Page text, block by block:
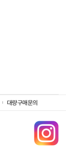
대량구매문의